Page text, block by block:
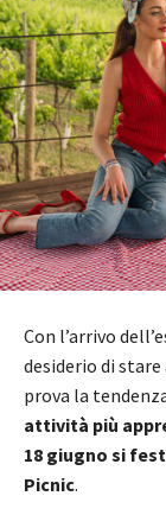
Con l’arrivo
desiderio di
prova la
attività più
18 giugno si
Picnic.